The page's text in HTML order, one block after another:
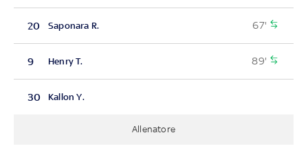
20 Saponara R. 67'
9 Henry T. 89'
30 Kallon Y.
Allenatore